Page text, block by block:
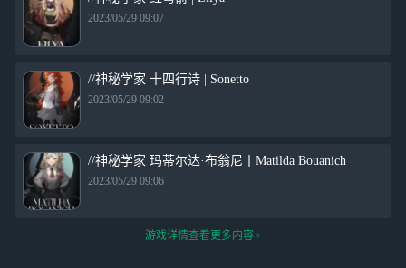
2023/05/29 09:07
//神秘学家 十四行诗 | Sonetto
2023/05/29 09:02
//神秘学家 玛蒂尔达·布翁尼丨Matilda Bouanich
2023/05/29 09:06
游戏详情查看更多内容